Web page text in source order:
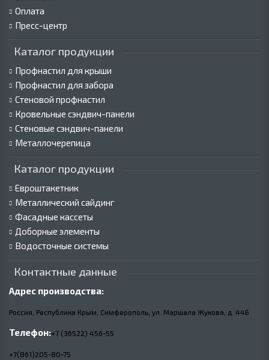
Оплата
Пресс-центр
Каталог продукции
Профнастил для крыши
Профнастил для забора
Стеновой профнастил
Кровельные сэндвич-панели
Стеновые сэндвич-панели
Металлочерепица
Каталог продукции
Евроштакетник
Металлический сайдинг
Фасадные кассеты
Доборные элементы
Водосточные системы
Контактные данные
Адрес производства:
Россия, Республика Крым, Симферополь, ул. Маршала Жукова, д. 44Б
Телефон:+7 (36522) 456-55
+7(861)205-80-75